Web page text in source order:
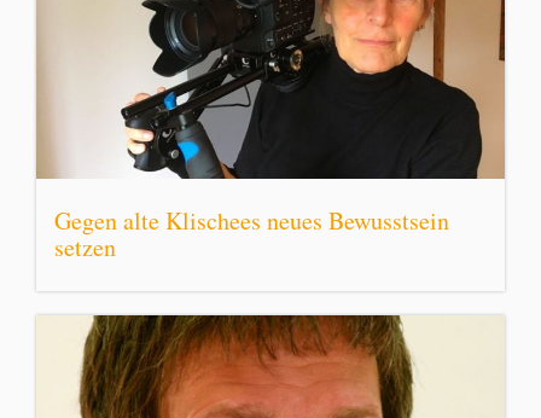
Gegen alte Klischees neues Bewusstsein
setzen